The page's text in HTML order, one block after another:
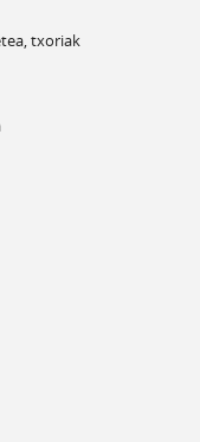
txoriak